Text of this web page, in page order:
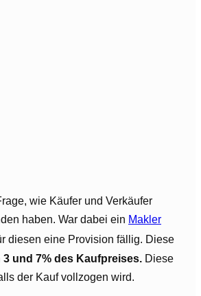
wie Käufer und Verkäufer
haben. War dabei ein Makler
diesen eine Provision fällig. Diese
und 7% des Kaufpreises. Diese
der Kauf vollzogen wird.